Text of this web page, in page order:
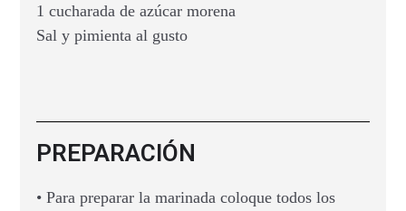
1 cucharada de azúcar morena
Sal y pimienta al gusto
PREPARACIÓN
• Para preparar la marinada coloque todos los